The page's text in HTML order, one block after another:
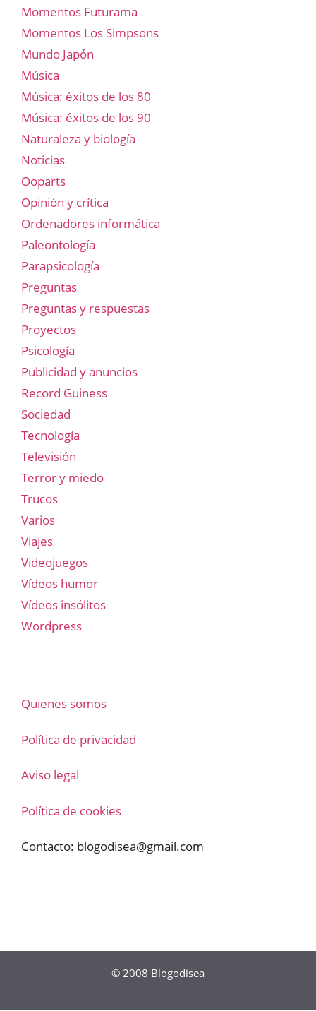
Momentos Futurama
Momentos Los Simpsons
Mundo Japón
Música
Música: éxitos de los 80
Música: éxitos de los 90
Naturaleza y biología
Noticias
Ooparts
Opinión y crítica
Ordenadores informática
Paleontología
Parapsicología
Preguntas
Preguntas y respuestas
Proyectos
Psicología
Publicidad y anuncios
Record Guiness
Sociedad
Tecnología
Televisión
Terror y miedo
Trucos
Varios
Viajes
Videojuegos
Vídeos humor
Vídeos insólitos
Wordpress
Quienes somos
Política de privacidad
Aviso legal
Política de cookies
Contacto: blogodisea@gmail.com
© 2008 Blogodisea